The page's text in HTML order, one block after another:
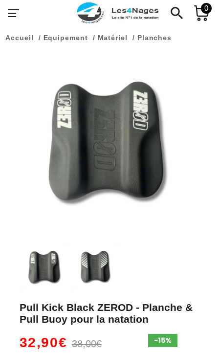
search 0
Accueil Equipement Matériel Planches
Pull Kick Black ZEROD - Planche &
Pull Buoy pour la natation
32,90€38,00€